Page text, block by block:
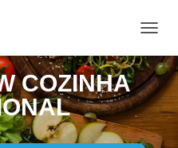
COZINHA